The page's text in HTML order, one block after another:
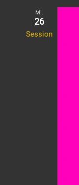
MI.
26
Session